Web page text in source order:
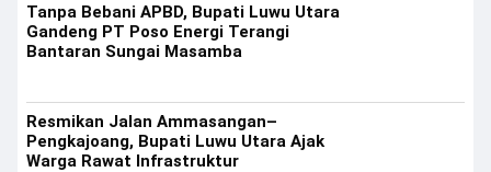
Tanpa Bebani APBD, Bupati Luwu Utara
Gandeng PT Poso Energi Terangi
Bantaran Sungai Masamba
Resmikan Jalan Ammasangan–
Pengkajoang, Bupati Luwu Utara Ajak
Warga Rawat Infrastruktur